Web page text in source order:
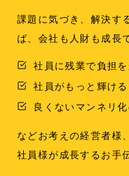
課題に気づき、解決す
ば、会社も人財も成長
社員に残業で負担
社員がもっと輝け
良くないマンネリ
などお考えの経営者様
社員様が成長するお手